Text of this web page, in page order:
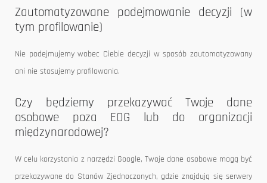
Zautomatyzowane podejmowanie decyzji (w
tym profilowanie)
Nie podejmujemy wobec Ciebie decyzji w sposób zautomatyzowany
ani nie stosujemy profilowania.
Czy będziemy przekazywać Twoje dane
osobowe poza EOG lub do organizacji
międzynarodowej?
W celu korzystania z narzędzi Google, Twoje dane osobowe mogą być
przekazywane do Stanów Zjednoczonych, gdzie znajdują się serwery